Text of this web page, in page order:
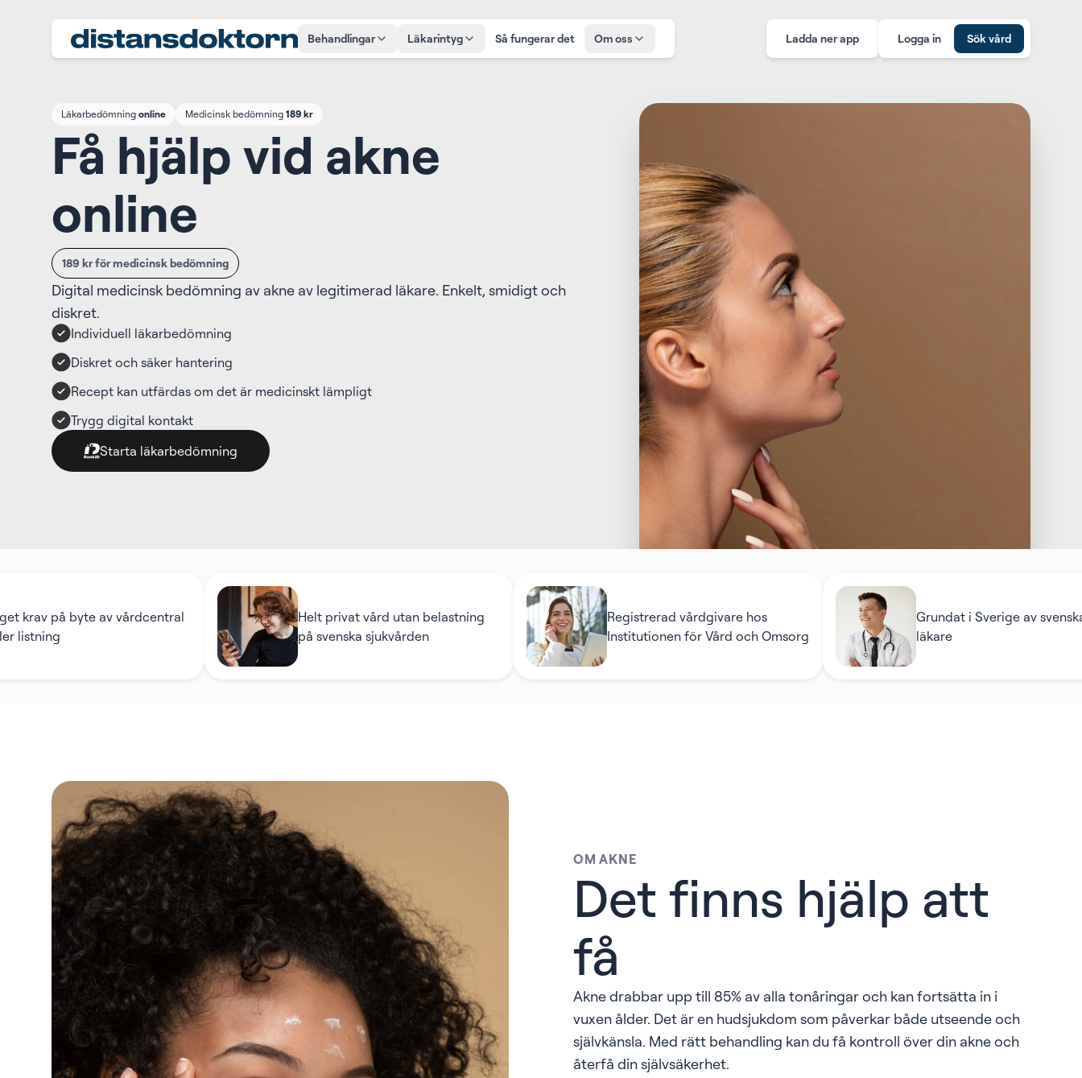
Behandlingar Läkarintyg Så fungerar det Om oss Ladda ner app Logga in Sök vård
Läkarbedömning online Medicinsk bedömning 189 kr
Få hjälp vid akne
online
189 kr för medicinsk bedömning
Digital medicinsk bedömning av akne av legitimerad läkare. Enkelt, smidigt och
diskret.
Individuell läkarbedömning
Diskret och säker hantering
Recept kan utfärdas om det är medicinskt lämpligt
Trygg digital kontakt
Starta läkarbedömning
byte av vårdcentral
Helt privat vård utan belastning
på svenska sjukvården
Registrerad vårdgivare hos
Institutionen för Vård och Omsorg
Grundat i Sverige av svenska
läkare
OM AKNE
Det finns hjälp att
få
Akne drabbar upp till 85% av alla tonåringar och kan fortsätta in i
vuxen ålder. Det är en hudsjukdom som påverkar både utseende och
självkänsla. Med rätt behandling kan du få kontroll över din akne och
återfå din självsäkerhet.